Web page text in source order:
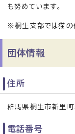
も努めています。
※桐生支部では猫の
団体情報
住所
群馬県桐生市新里
電話番号